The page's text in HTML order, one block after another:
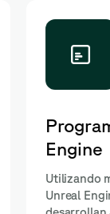
Engine
Utilizando
Unreal